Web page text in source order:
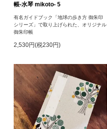
帳-水琴 mikoto- 5
有名ガイドブック「地球の歩き方 御朱印
シリーズ」で取り上げられた、オリジナル
御朱印帳
2,530円(税230円)